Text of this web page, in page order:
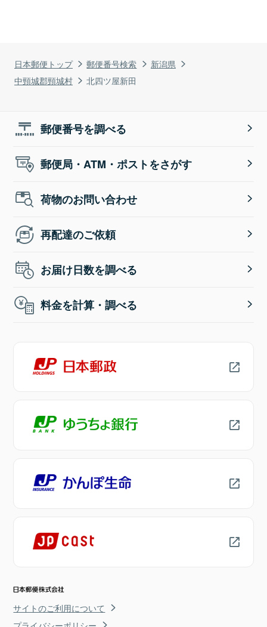
日本郵便トップ 郵便番号検索
新潟県
中頸城郡頸城村
北四ツ屋新田
郵便番号を調べる
郵便局・ATM・ポストをさがす
荷物のお問い合わせ
再配達のご依頼
お届け日数を調べる
料金を計算・調べる
サイトのご利用について